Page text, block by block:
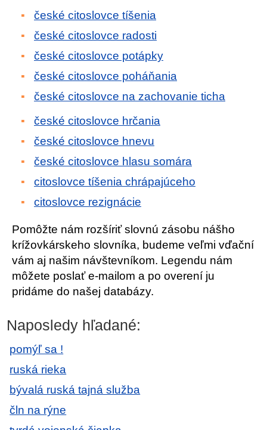
české citoslovce tíšenia
české citoslovce radosti
české citoslovce potápky
české citoslovce poháňania
české citoslovce na zachovanie ticha
české citoslovce hrčania
české citoslovce hnevu
české citoslovce hlasu somára
citoslovce tíšenia chrápajúceho
citoslovce rezignácie
Pomôžte nám rozšíriť slovnú zásobu nášho
krížovkárskeho slovníka, budeme veľmi vďační
vám aj našim návštevníkom. Legendu nám
môžete poslať e-mailom a po overení ju
pridáme do našej databázy.
Naposledy hľadané:
pomýľ sa !
ruská rieka
bývalá ruská tajná služba
čln na rýne